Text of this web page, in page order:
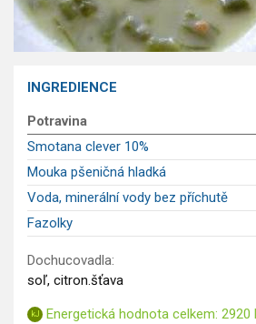
INGREDIENCE
Potravina
Smotana clever 10%
Mouka pšeničná hladká
Voda, minerální vody bez příchutě
Fazolky
Dochucovadla:
soľ, citron.šťava
Energetická hodnota celkem: 2920